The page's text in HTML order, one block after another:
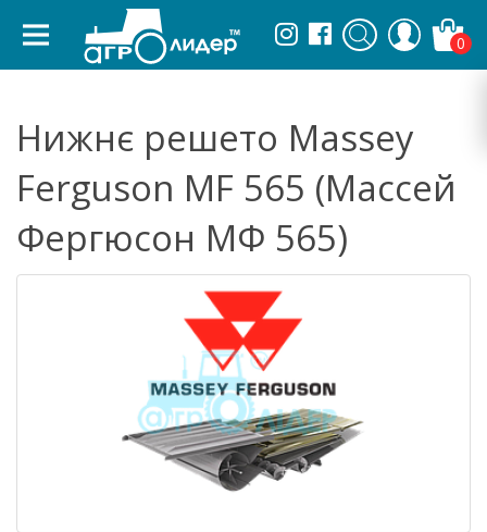
0
Нижнє решето Massey
Ferguson MF 565 (Массей
Фергюсон МФ 565)